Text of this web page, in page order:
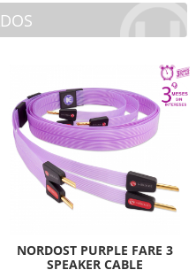
NORDOST PURPLE FARE 3
SPEAKER CABLE